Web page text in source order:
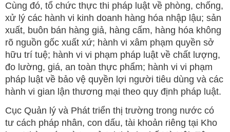
Cùng đó, tổ chức thực thi pháp luật về phòng, chống,
xử lý các hành vi kinh doanh hàng hóa nhập lậu; sản
xuất, buôn bán hàng giả, hàng cấm, hàng hóa không
rõ nguồn gốc xuất xứ; hành vi xâm phạm quyền sở
hữu trí tuệ; hành vi vi phạm pháp luật về chất lượng,
đo lường, giá, an toàn thực phẩm; hành vi vi phạm
pháp luật về bảo vệ quyền lợi người tiêu dùng và các
hành vi gian lận thương mại theo quy định pháp luật.
Cục Quản lý và Phát triển thị trường trong nước có
tư cách pháp nhân, con dấu, tài khoản riêng tại Kho